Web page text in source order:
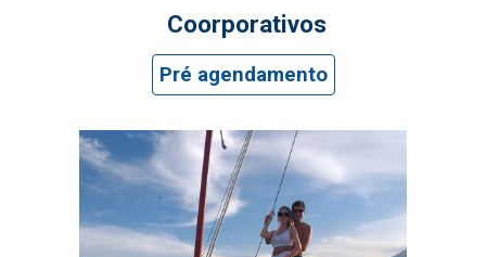
Coorporativos
Pré agendamento